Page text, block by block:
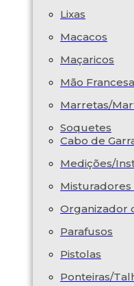
Lixas
Macacos
Maçaricos
Mão
Marretas/
Soquetes
Cabo de
Medições/
Misturadores
Organizador
Parafusos
Pistolas
Ponteiras/